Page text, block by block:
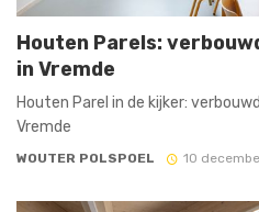
Houten Parels:
in Vremde
Houten Parel in de kijker:
Vremde
WOUTER POLSPOEL 10